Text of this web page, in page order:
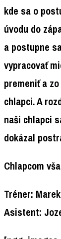
kde sa o
úvodu do
a postupne
vypracovať
premeniť a
chlapci. A
naši chlapci
dokázal
Chlapcom
Tréner:
Asistent: